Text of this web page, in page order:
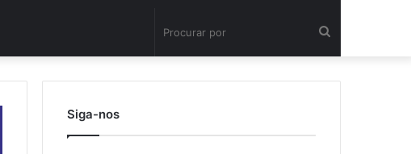
por
Siga-nos